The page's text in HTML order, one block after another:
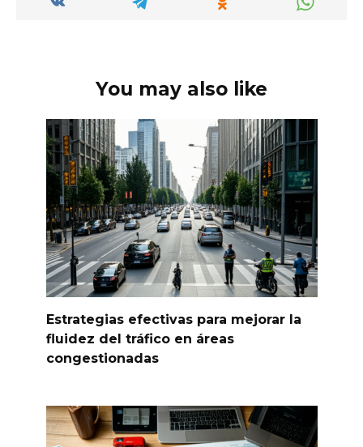
You may also like
Estrategias efectivas para mejorar la
fluidez del tráfico en áreas
congestionadas